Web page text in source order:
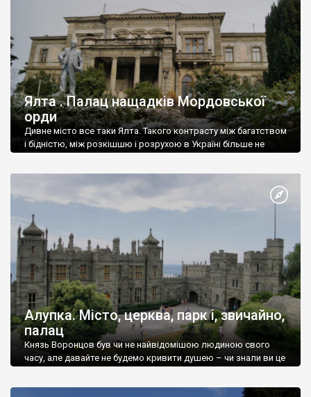
Ялта . Палац нащадків Мордовської
орди
Дивне місто все таки Ялта. Такого контрасту між багатством
і бідністю, між розкішшю і розрухою в Україні більше не
Алупка. Місто, церква, парк і, звичайно,
палац
Князь Воронцов був чи не найвідомішою людиною свого
часу, але давайте не будемо кривити душею – чи знали ви це